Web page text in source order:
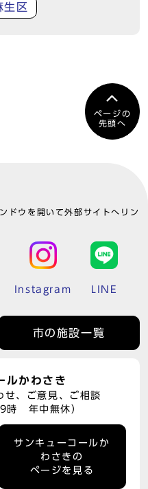
生区
ページの
先頭へ
ドウを開いて外部サイトへリン
Instagram LINE
市の施設一覧
ルかわさき
せ、ご意見、ご相談
9時 年中無休）
サンキューコールか
わさきの
ページを見る